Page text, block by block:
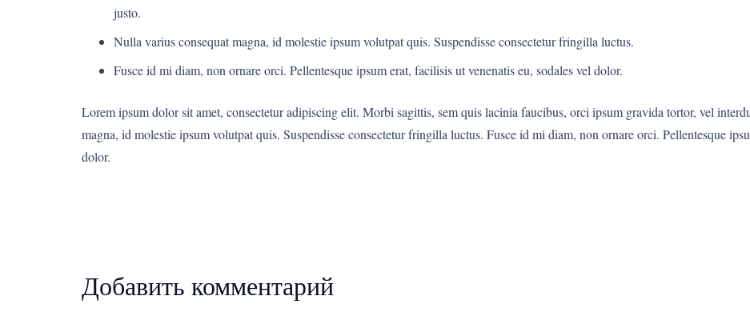
justo.
Nulla varius consequat magna, id molestie ipsum volutpat quis. Suspendisse consectetur fringilla luctus.
Fusce id mi diam, non ornare orci. Pellentesque ipsum erat, facilisis ut venenatis eu, sodales vel dolor.
Lorem ipsum dolor sit amet, consectetur adipiscing elit. Morbi sagittis, sem quis lacinia faucibus, orci ipsum gravida tortor, vel
magna, id molestie ipsum volutpat quis. Suspendisse consectetur fringilla luctus. Fusce id mi diam, non ornare orci. Pellentesque
dolor.
Добавить комментарий